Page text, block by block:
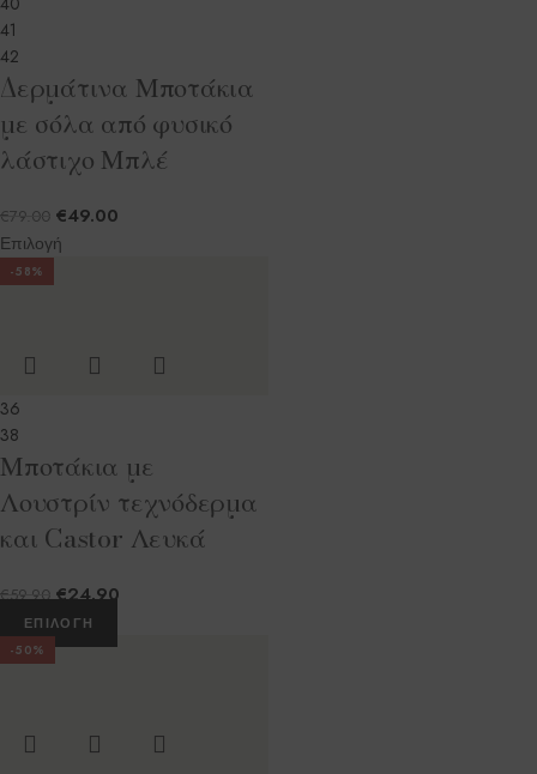
41
42
Δερμάτινα Μποτάκια
με σόλα από φυσικό
λάστιχο Μπλέ
€79.00 €49.00
Επιλογή
-58%
36
38
Μποτάκια με
Λουστρίν τεχνόδερμα
και Castor Λευκά
€59.90 €24.90
ΕΠΙΛΟΓΉ
-50%